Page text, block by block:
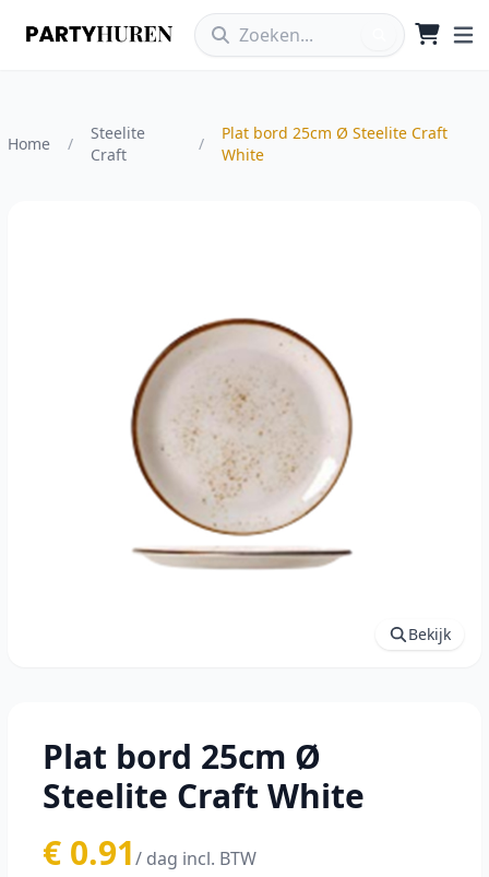
Home /
Steelite
Craft
/
Plat bord 25cm Ø Steelite Craft
White
Vergroot afbeelding
Bekijk
Plat bord 25cm Ø
Steelite Craft White
€ 0.91/ dag incl. BTW